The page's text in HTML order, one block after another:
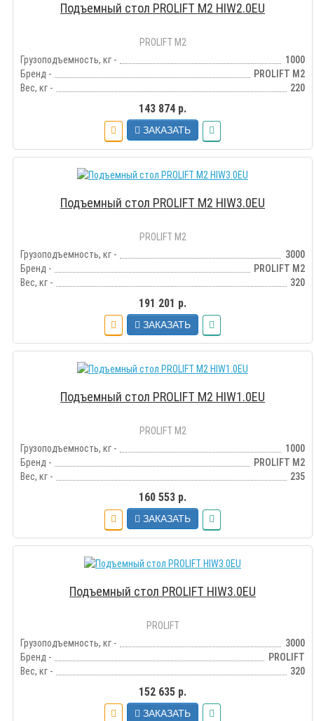
Подъемный стол PROLIFT M2 HIW2.0EU
PROLIFT M2
Грузоподъемность, кг -
1000
Бренд -
PROLIFT M2
Вес, кг -
220
143 874 р.
ЗАКАЗАТЬ
Подъемный стол PROLIFT M2 HIW3.0EU
PROLIFT M2
Грузоподъемность, кг -
3000
Бренд -
PROLIFT M2
Вес, кг -
320
191 201 р.
ЗАКАЗАТЬ
Подъемный стол PROLIFT M2 HIW1.0EU
PROLIFT M2
Грузоподъемность, кг -
1000
Бренд -
PROLIFT M2
Вес, кг -
235
160 553 р.
ЗАКАЗАТЬ
Подъемный стол PROLIFT HIW3.0EU
PROLIFT
Грузоподъемность, кг -
3000
Бренд -
PROLIFT
Вес, кг -
320
152 635 р.
ЗАКАЗАТЬ